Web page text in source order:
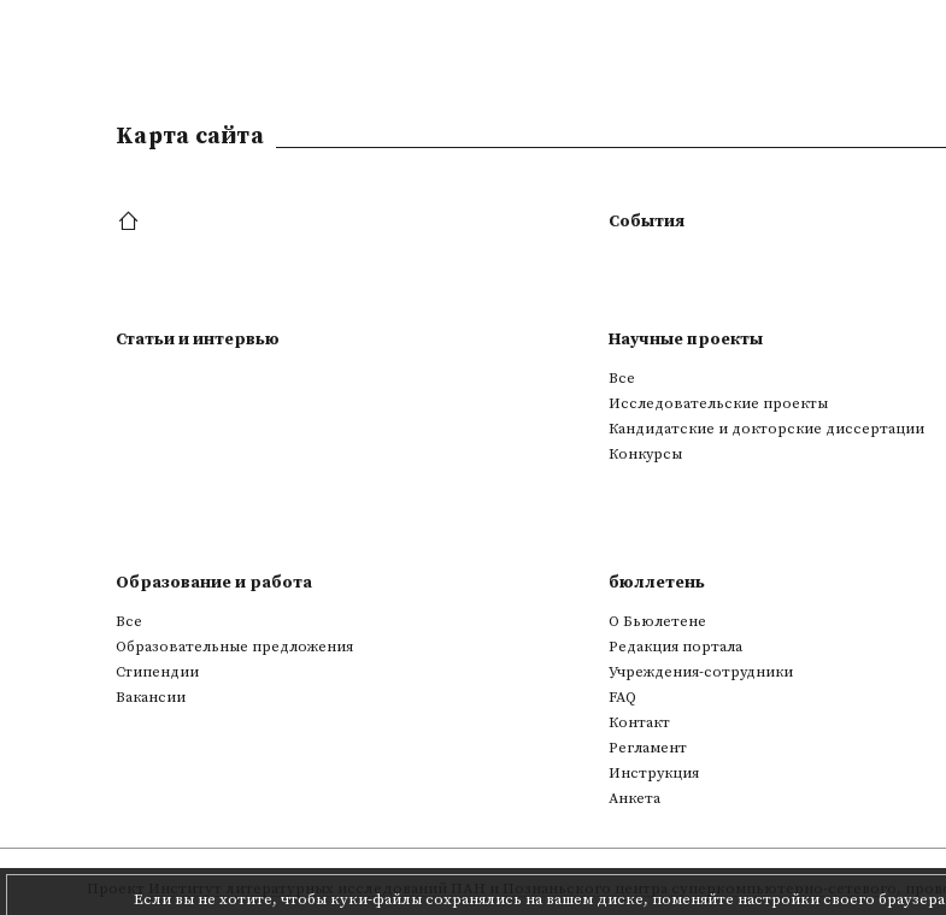
Если вы не хотите, чтобы куки-файлы сохранялись на вашем диске, поменяйте настройки своего браузера
Kарта сайта
События
Статьи и интервью Научные проекты
Все
Исследовательские проекты
Кандидатские и докторские диссертации
Конкурсы
Образование и работа
Все
Образовательные предложения
Стипендии
Вакансии
бюллетень
О Бьюлетене
Редакция портала
Учреждения-сотрудники
FAQ
Контакт
Регламент
Инструкция
Анкета
Институт литературных исследований ПАН Познаньского центра суперкомпьютерно-сетевого